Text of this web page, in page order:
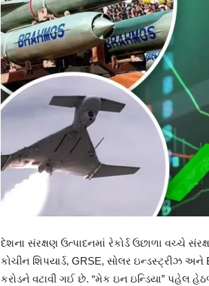
દેશના સંરક્ષણ ઉત્પાદનમાં રેકોર્ડ ઉછાળા વચ્ચે
કોચીન શિપયાર્ડ, GRSE, સોલર ઇન્ડસ્ટ્રીઝ
કરોડને વટાવી ગઈ છે. “મેક ઇન ઇન્ડિયા” પહેલ